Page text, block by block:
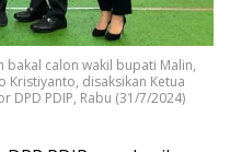
bakal calon wakil bupati Malin,
Kristiyanto, disaksikan Ketua
DPD PDIP, Rabu (31/7/2024)